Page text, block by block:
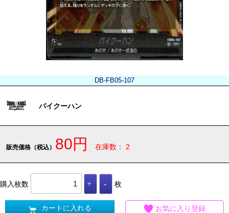
DB-FB05-107
パイクーハン
販売価格（税込） 80円 在庫数： 2
購入枚数 枚
カートに入れる お気に入り登録